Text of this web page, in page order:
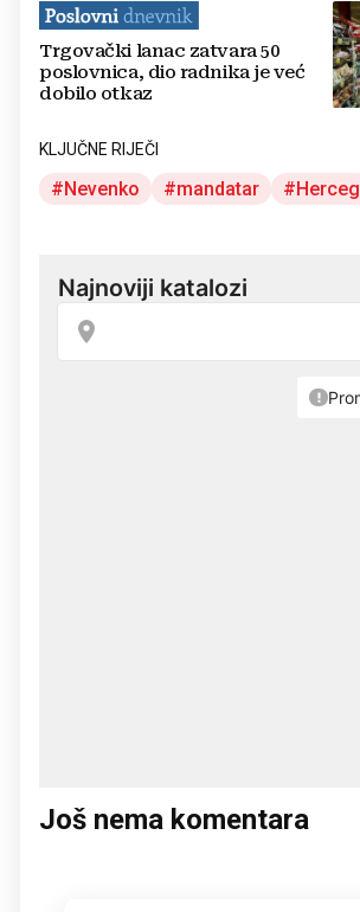
Trgovački lanac zatvara 50
poslovnica, dio radnika je već
dobilo otkaz
KLJUČNE RIJEČI
Nevenko mandatar Herceg
Još nema komentara